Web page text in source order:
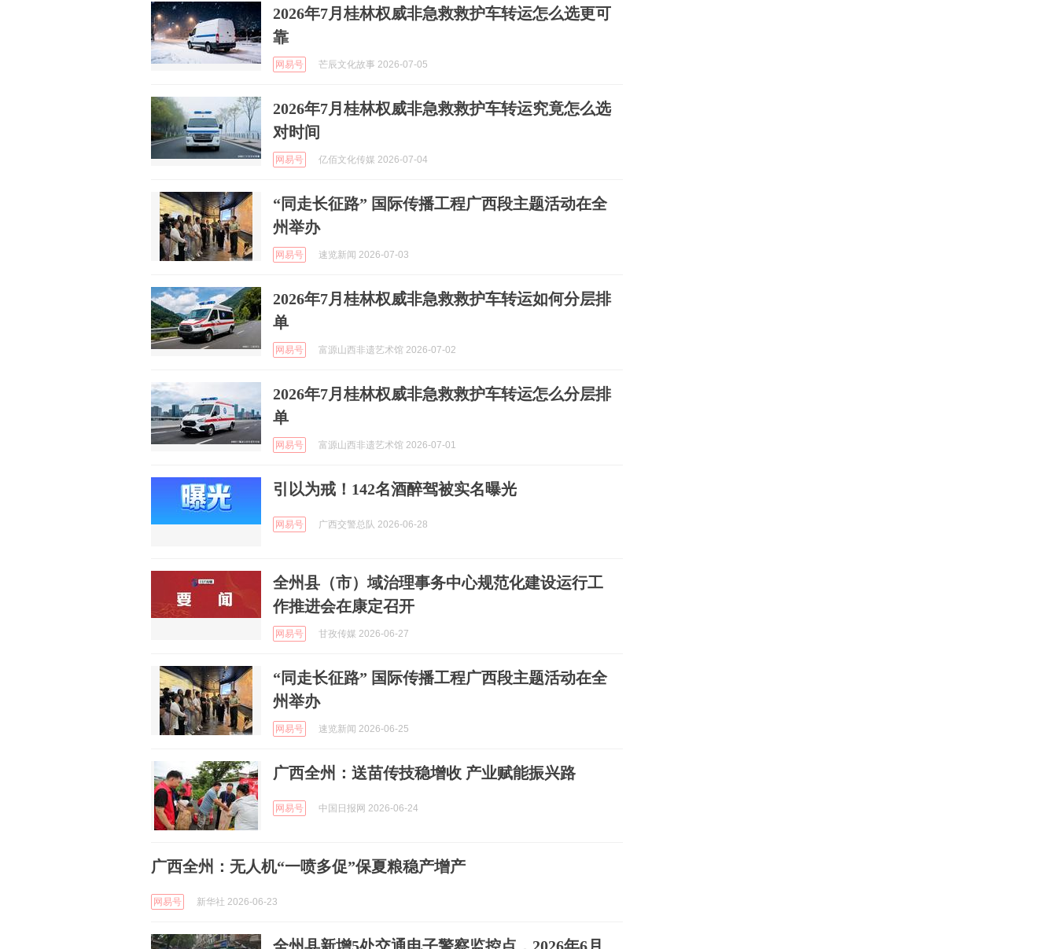
2026年7月桂林权威非急救救护车转运怎么选更可
靠
网易号 芒辰文化故事 2026-07-05
2026年7月桂林权威非急救救护车转运究竟怎么选
对时间
网易号 亿佰文化传媒 2026-07-04
“同走长征路” 国际传播工程广西段主题活动在全
州举办
网易号 速览新闻 2026-07-03
2026年7月桂林权威非急救救护车转运如何分层排
单
网易号 富源山西非遗艺术馆 2026-07-02
2026年7月桂林权威非急救救护车转运怎么分层排
单
网易号 富源山西非遗艺术馆 2026-07-01
引以为戒！142名酒醉驾被实名曝光
网易号 广西交警总队 2026-06-28
全州县（市）域治理事务中心规范化建设运行工
作推进会在康定召开
网易号 甘孜传媒 2026-06-27
“同走长征路” 国际传播工程广西段主题活动在全
州举办
网易号 速览新闻 2026-06-25
广西全州：送苗传技稳增收 产业赋能振兴路
网易号 中国日报网 2026-06-24
广西全州：无人机“一喷多促”保夏粮稳产增产
网易号 新华社 2026-06-23